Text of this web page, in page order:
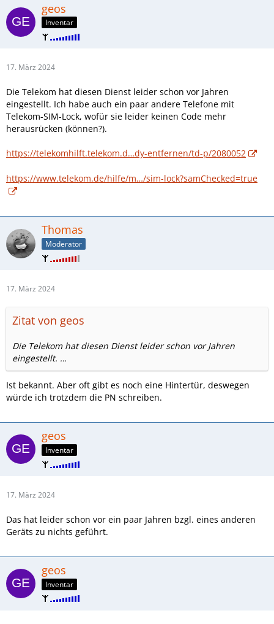
geos
Inventar
17. März 2024
Die Telekom hat diesen Dienst leider schon vor Jahren
eingestellt. Ich habe auch ein paar andere Telefone mit
Telekom-SIM-Lock, wofür sie leider keinen Code mehr
herausrücken (können?).
https://telekomhilft.telekom.d…dy-entfernen/td-p/2080052
https://www.telekom.de/hilfe/m…/sim-lock?samChecked=true
Thomas
Moderator
17. März 2024
Zitat von geos
Die Telekom hat diesen Dienst leider schon vor Jahren
eingestellt. …
Ist bekannt. Aber oft gibt es noch eine Hintertür, deswegen
würde ich trotzdem die PN schreiben.
geos
Inventar
17. März 2024
Das hat leider schon vor ein paar Jahren bzgl. eines anderen
Geräts zu nichts geführt.
geos
Inventar